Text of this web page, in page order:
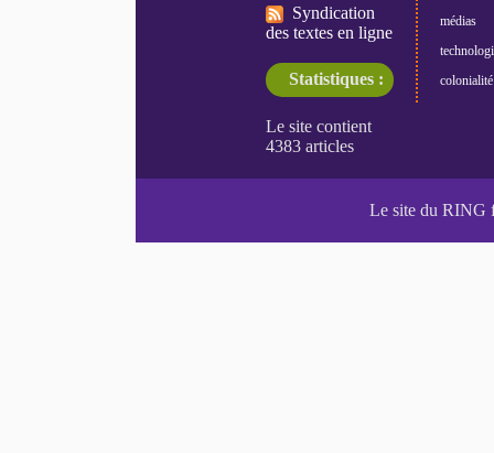
Syndication
des textes en ligne
Statistiques :
médias
colonialité
Le site du RING